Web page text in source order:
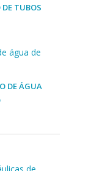
DE TUBOS
DE ÁGUA